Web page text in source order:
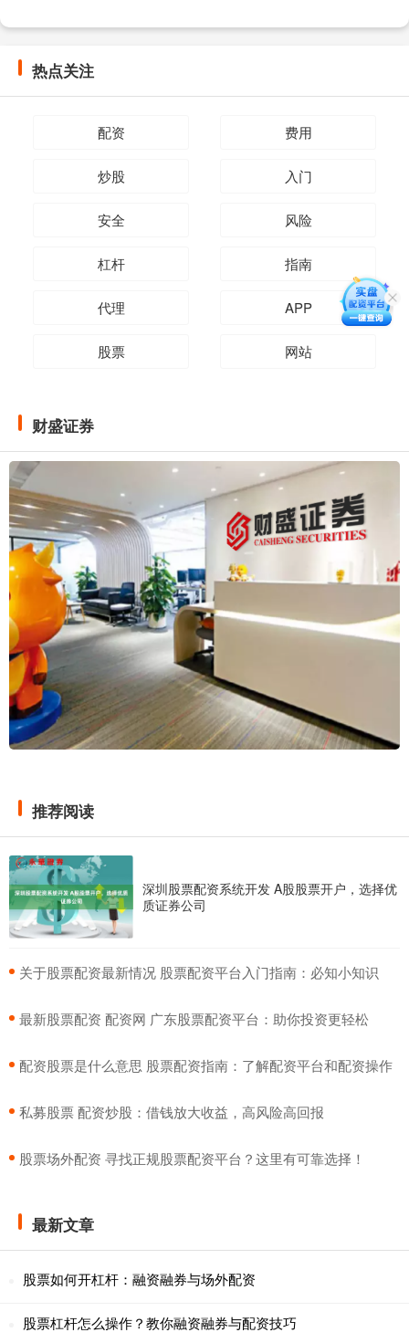
热点关注
配资 费用
炒股 入门
安全 风险
杠杆 指南
代理 APP
股票 网站
财盛证券
推荐阅读
深圳股票配资系统开发 A股股票开户，选择优
质证券公司
​关于股票配资最新情况 股票配资平台入门指南：必知小知识
​最新股票配资 配资网 广东股票配资平台：助你投资更轻松
​配资股票是什么意思 股票配资指南：了解配资平台和配资操作
​私募股票 配资炒股：借钱放大收益，高风险高回报
​股票场外配资 寻找正规股票配资平台？这里有可靠选择！
最新文章
股票如何开杠杆：融资融券与场外配资
股票杠杆怎么操作？教你融资融券与配资技巧